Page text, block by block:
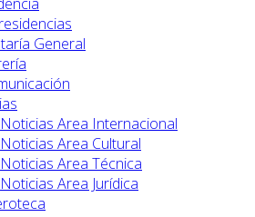
General
Noticias Area Internacional
Noticias Area Cultural
Noticias Area Técnica
Noticias Area Jurídica